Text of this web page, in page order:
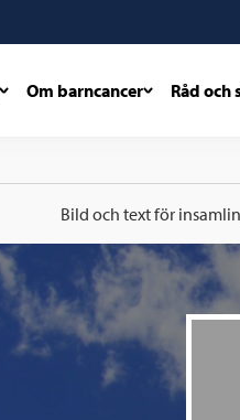
Om barncancer Råd och
Bild och text för